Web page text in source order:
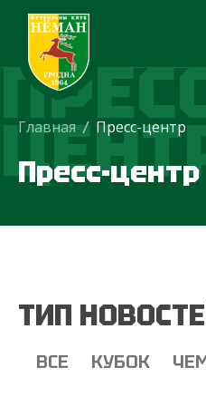
Главная / Пресс-центр
Пресс-центр
ТИП
ВСЕ КУБОК